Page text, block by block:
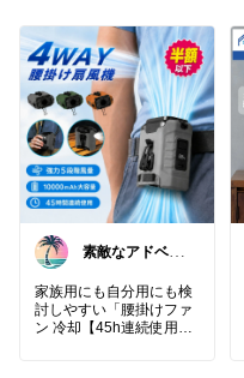
素敵なアドベン
家族用にも自分用にも検
討しやすい「腰掛けファ
ン 冷却【45h連続使用】